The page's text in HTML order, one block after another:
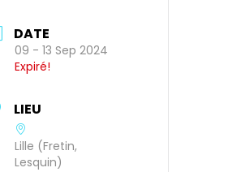
DATE
09 - 13 Sep 2024
Expiré!
LIEU
Lille (Fretin,
Lesquin)